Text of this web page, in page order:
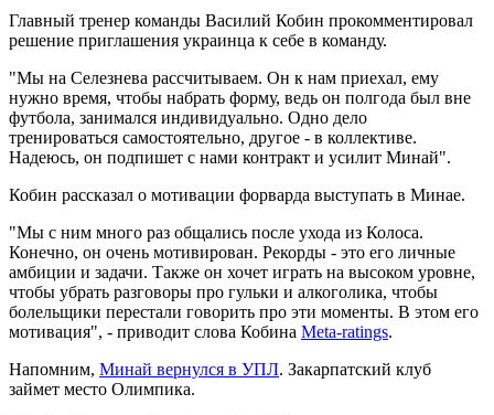
Главный тренер команды Василий Кобин прокомментировал
решение приглашения украинца к себе в команду.
"Мы на Селезнева рассчитываем. Он к нам приехал, ему
нужно время, чтобы набрать форму, ведь он полгода был вне
футбола, занимался индивидуально. Одно дело
тренироваться самостоятельно, другое - в коллективе.
Надеюсь, он подпишет с нами контракт и усилит Минай".
Кобин рассказал о мотивации форварда выступать в Минае.
"Мы с ним много раз общались после ухода из Колоса.
Конечно, он очень мотивирован. Рекорды - это его личные
амбиции и задачи. Также он хочет играть на высоком уровне,
чтобы убрать разговоры про гульки и алкоголика, чтобы
болельщики перестали говорить про эти моменты. В этом его
мотивация", - приводит слова Кобина Meta-ratings.
Напомним, Минай вернулся в УПЛ. Закарпатский клуб
займет место Олимпика.